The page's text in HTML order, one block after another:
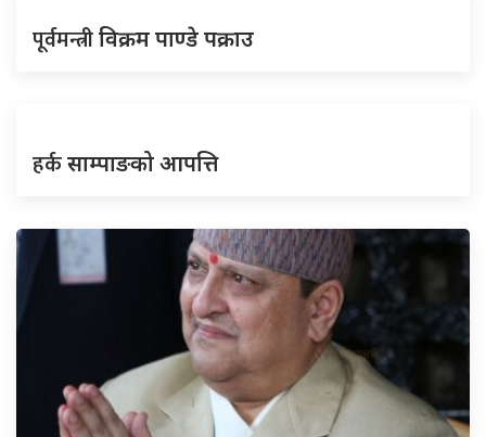
पूर्वमन्त्रीविक्रम पाण्डे पक्राउ
हर्कसाम्पाङको आपत्ति